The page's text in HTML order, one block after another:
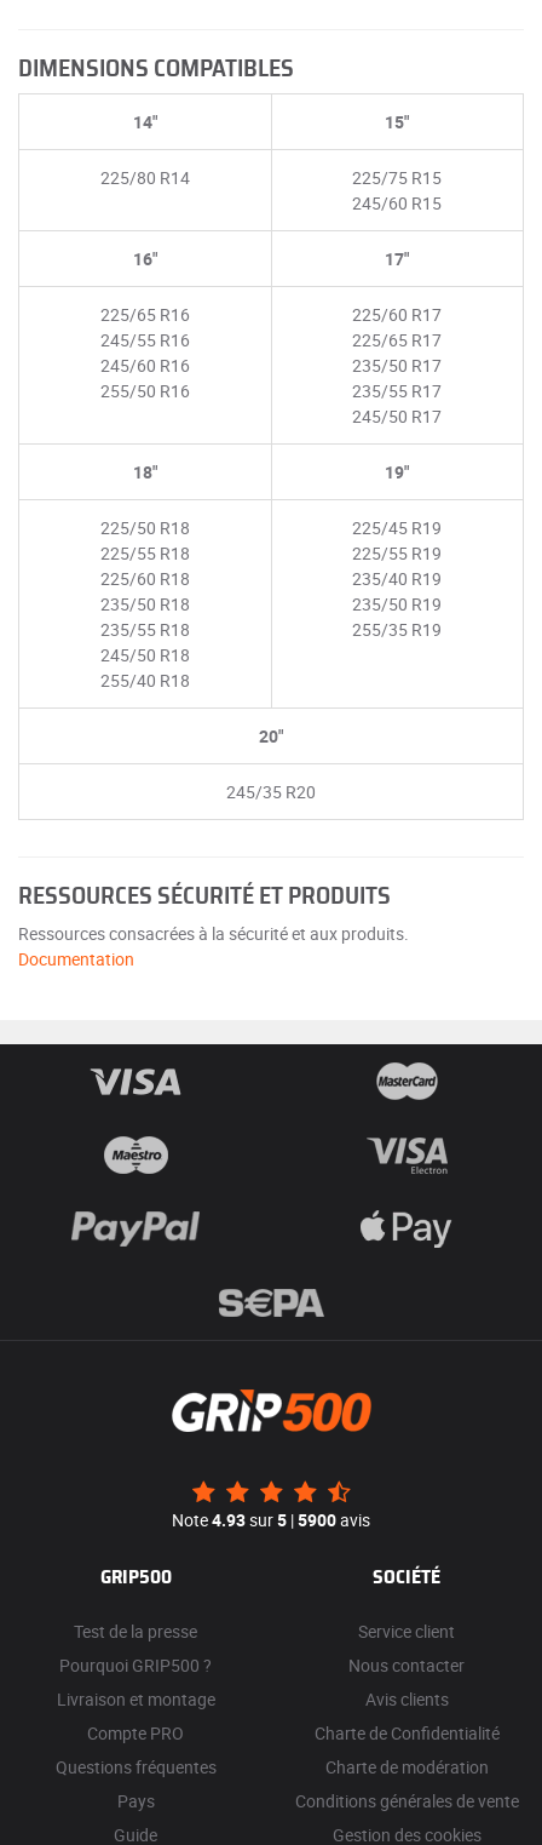
DIMENSIONS COMPATIBLES
14"
225/80 R14
15"
225/75 R15
245/60 R15
16"
225/65 R16
245/55 R16
245/60 R16
255/50 R16
17"
225/60 R17
225/65 R17
235/50 R17
235/55 R17
245/50 R17
18"
225/50 R18
225/55 R18
225/60 R18
235/50 R18
235/55 R18
245/50 R18
255/40 R18
19"
225/45 R19
225/55 R19
235/40 R19
235/50 R19
255/35 R19
20"
245/35 R20
RESSOURCES SÉCURITÉ ET PRODUITS
Ressources consacrées à la sécurité et aux produits.
Documentation
Note4.93sur5 |5900avis
GRIP500
Test de la presse
Pourquoi GRIP500 ?
Livraison et montage
Compte PRO
Questions fréquentes
Pays
Guide
SOCIÉTÉ
Service client
Nous contacter
Avis clients
Charte de Confidentialité
Charte de modération
Conditions générales de vente
Gestion des cookies